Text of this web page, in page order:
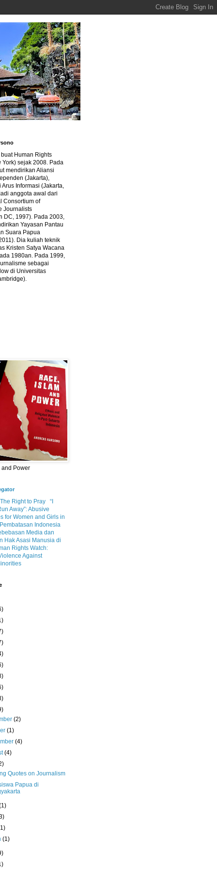
Human Rights
York) sejak 2008. Pada
mendirikan Aliansi
(Jakarta),
Arus Informasi (Jakarta,
anggota awal dari
Consortium of
Journalists
DC, 1997). Pada 2003,
Yayasan Pantau
Suara Papua
Dia kuliah teknik
Kristen Satya Wacana
1980an. Pada 1999,
sebagai
di Universitas
and Power
Right to Pray
“I
Away”: Abusive
for Women and Girls in
Pembatasan Indonesia
Media dan
Hak Asasi Manusia di
Rights Watch:
Against
(2)
(1)
(4)
(4)
Quotes on Journalism
Papua di
(1)